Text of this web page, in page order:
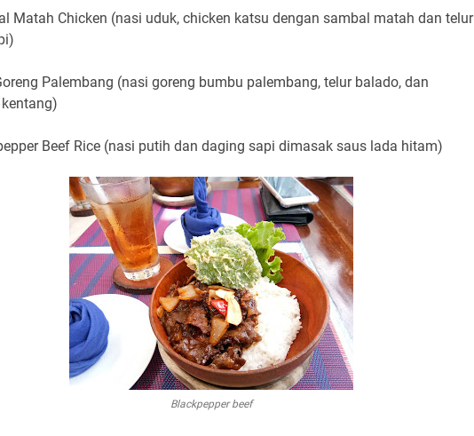
Matah Chicken (nasi uduk, chicken katsu dengan sambal matah dan telur
Palembang (nasi goreng bumbu palembang, telur balado, dan
Beef Rice (nasi putih dan daging sapi dimasak saus lada hitam)
Blackpepper beef